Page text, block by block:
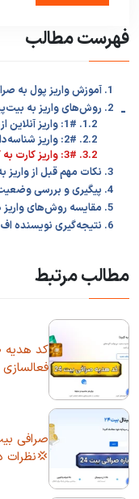
فهرست مطالب
1. آموزش واریز پول به صرافی بیت پین (ریال و رمزارز)
2. روش‌های واریز به بیت‌پین -
1.2. 1#: واریز آنلاین از طریق درگاه بانکی
2.2. 2#: واریز شناسه‌دار (انتقال بانکی با شناسه)
3.2. 3#: واریز کارت ‌به‌ کارت
3. نکات مهم قبل از واریز به بیت‌پین
4. پیگیری و بررسی وضعیت واریز در Bitpin
5. مقایسه روش‌های واریز در بیت‌ پین
6. نتیجه‌گیری نویسنده اف ایکس ماکسی درباره واریز پول به صرافی بیت‌ پین
مطالب مرتبط
💢نظرات